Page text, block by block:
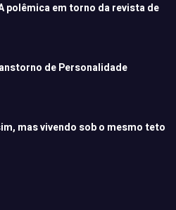
polêmica em torno da revista de
de Personalidade
mas vivendo sob o mesmo teto